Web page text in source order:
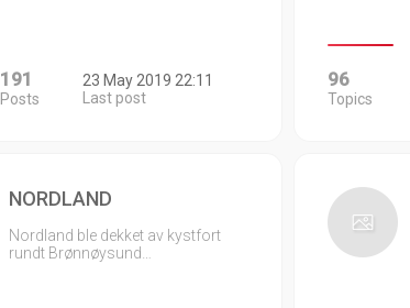
191
Posts
23 May 2019 22:11
Last post
96
Topics
NORDLAND
Nordland ble dekket av kystfort
rundt Brønnøysund…